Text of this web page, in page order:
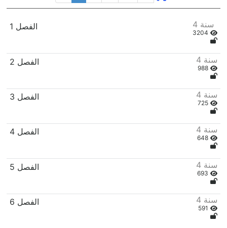
1 الفصل 4 سنة
3204
2 الفصل 4 سنة
988
3 الفصل 4 سنة
725
4 الفصل 4 سنة
648
5 الفصل 4 سنة
693
6 الفصل 4 سنة
591